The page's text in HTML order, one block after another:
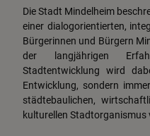
Die Stadt Mindelheim
einer dialogorientierten,
Bürgerinnen und Bürgern
der langjährigen
Stadtentwicklung wird
Entwicklung, sondern
städtebaulichen,
kulturellen Stadtorganismus